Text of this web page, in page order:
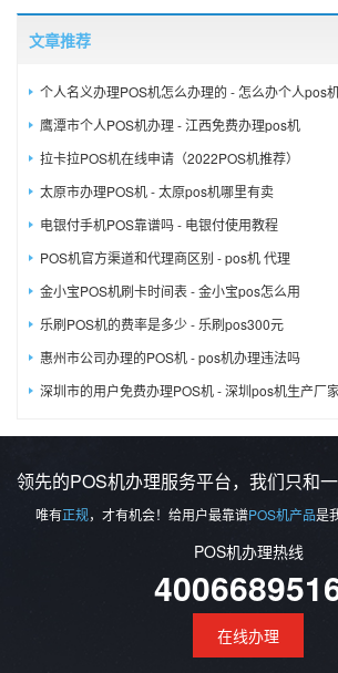
文章推荐
个人名义办理POS机怎么办理的 - 怎么办个人pos
鹰潭市个人POS机办理 - 江西免费办理pos机
拉卡拉POS机在线申请（2022POS机推荐）
太原市办理POS机 - 太原pos机哪里有卖
电银付手机POS靠谱吗 - 电银付使用教程
POS机官方渠道和代理商区别 - pos机 代理
金小宝POS机刷卡时间表 - 金小宝pos怎么用
乐刷POS机的费率是多少 - 乐刷pos300元
惠州市公司办理的POS机 - pos机办理违法吗
深圳市的用户免费办理POS机 - 深圳pos机生产厂家
领先的POS机办理服务平台，我们只和一
唯有正规，才有机会！给用户最靠谱POS机产品是
POS机办理热线
在线办理